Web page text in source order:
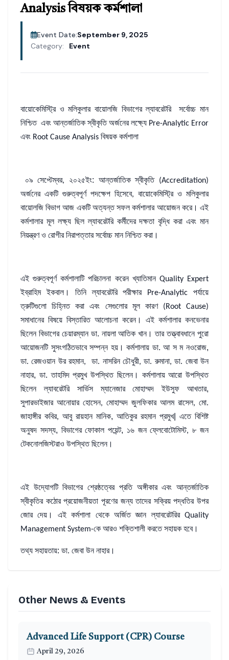
Analysis বিষয়ক কর্মশালা
Event Date:September 9, 2025
Category:
Event
বায়োকেমিস্ট্রি ও মলিকুলার বায়োলজি বিভাগের ল্যাবরেটরি সর্বোচ্চ মান
নিশ্চিত এবং আন্তর্জাতিক স্বীকৃতি অর্জনের লক্ষ্যে Pre-Analytic Error
এবং Root Cause Analysis বিষয়ক কর্মশালা
০৯ সেপ্টেম্বর, ২০২৫ইং: আন্তর্জাতিক স্বীকৃতি(Accreditation)
অর্জনের একটি গুরুত্বপূর্ণ পদক্ষেপ হিসেবে, বায়োকেমিস্ট্রি ও মলিকুলার
বায়োলজি বিভাগ আজ একটি অত্যন্ত সফল কর্মশালার আয়োজন করে। এই
কর্মশালার মূল লক্ষ্য ছিল ল্যাবরেটরি কর্মীদের দক্ষতা বৃদ্ধি করা এবং মান
নিয়ন্ত্রণ ও রোগীর নিরাপত্তার সর্বোচ্চ মান নিশ্চিত করা।
এই গুরুত্বপূর্ণ কর্মশালাটি পরিচালনা করেন খ্যাতিমানQuality Expert
ইব্রাহিম ইকবাল। তিনি ল্যাবরেটরি পরীক্ষারPre-Analyticপর্যায়ে
ত্রুটিগুলো চিহ্নিত করা এবং সেগুলোর মূল কারণ(Root Cause)
সমাধানের বিষয়ে বিস্তারিত আলোচনা করেন। এই কর্মশালার কনভেনার
ছিলেন বিভাগের চেয়ারম্যান ডা. নায়লা আতিক খান। তার তত্ত্বাবধানে পুরো
আয়োজনটি সুসংগঠিতভাবে সম্পন্ন হয়। কর্মশালায় ডা. আ স ম নওরোজ,
ডা.রেজওয়ান উর রহমান,ডা. নাসরিন চৌধুরী,ডা.রুমানা,ডা. জেবা উন
নাহার, ডা. তাহমিদ প্রমুখ উপস্থিত ছিলেন। কর্মশালায় আরো উপস্থিত
ছিলেন
ল্যাবরেটরি সার্ভিস ম্যানেজার মোহাম্মদ ইউসুফ
আখতার,
সুপারভাইজার আনোয়ার হোসেন, মোহাম্মদ জুলফিকার আলম রাসেল, মো.
জাহাঙ্গীর কবির, আবু রায়হান মানিক, আতিকুর রহমান প্রমুখ| এতে বিশিষ্ট
অনুষদ সদস্য, বিভাগের ফোকাল পয়েন্ট, ১৬ জন ফ্লেবোটোমিস্ট,৮ জন
টেকনোলজিস্টরাও উপস্থিত ছিলেন।
এই উদ্যোগটি বিভাগের শ্রেষ্ঠত্বের প্রতি অঙ্গীকার এবং আন্তর্জাতিক
স্বীকৃতির কঠোর প্রয়োজনীয়তা পূরণের জন্য তাদের সক্রিয় পদ্ধতির উপর
জোর দেয়। এই কর্মশালা থেকে অর্জিত জ্ঞান ল্যাবরেটরিরQuality
Management System-কে আরও শক্তিশালী করতে সহায়ক হবে।
তথ্য সহায়তায়: ডা. জেবা উন নাহার।
Other News & Events
Advanced Life Support (CPR) Course
April 29, 2026